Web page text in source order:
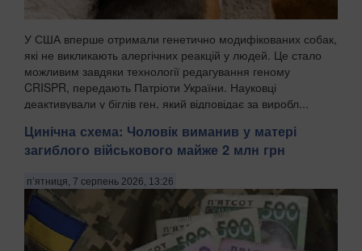
У США вперше отримали генетично модифікованих собак,
які не викликають алергічних реакцій у людей. Це стало
можливим завдяки технології редагування геному
CRISPR, передають Патріоти України. Науковці
деактивували у біглів ген, який відповідає за виробл...
Цинічна схема: Чоловік виманив у матері
загиблого військового майже 2 млн грн
п’ятниця, 7 серпень 2026, 13:26